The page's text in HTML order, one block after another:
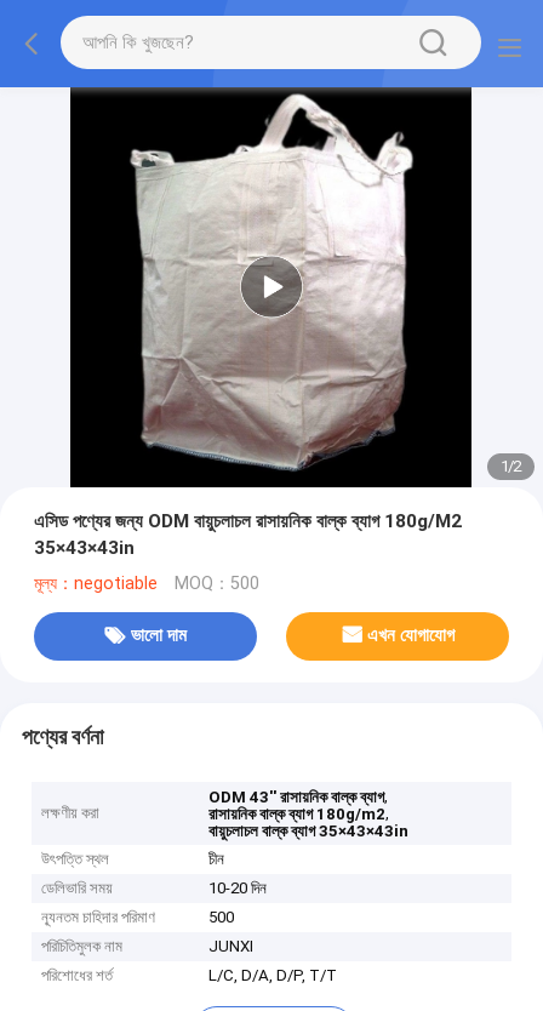
1/2
এসিড পণ্যের জন্য ODM বায়ুচলাচল রাসায়নিক বাল্ক ব্যাগ 180g/M2
35×43×43in
মূল্য：negotiable MOQ：500
ভালো দাম এখন যোগাযোগ
পণ্যের বর্ণনা
লক্ষণীয় করা
ODM 43'' রাসায়নিক বাল্ক ব্যাগ,
রাসায়নিক বাল্ক ব্যাগ 180g/m2,
বায়ুচলাচল বাল্ক ব্যাগ 35×43×43in
উৎপত্তি স্থল
চীন
ডেলিভারি সময়
10-20 দিন
ন্যূনতম চাহিদার পরিমাণ
500
পরিচিতিমুলক নাম
JUNXI
পরিশোধের শর্ত
L/C, D/A, D/P, T/T